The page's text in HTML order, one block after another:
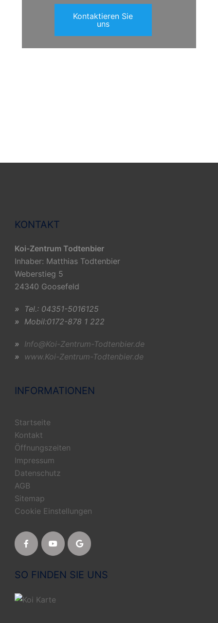
Kontaktieren Sie
uns
KONTAKT
Koi-Zentrum Todtenbier
Inhaber: Matthias Todtenbier
Weberstieg 5
24340 Goosefeld
» Tel.: 04351-5016125
» Mobil:0172-878 1 222
» Info@Koi-Zentrum-Todtenbier.de
» www.Koi-Zentrum-Todtenbier.de
INFORMATIONEN
Startseite
Kontakt
Öffnungszeiten
Impressum
Datenschutz
AGB
Sitemap
Cookie Einstellungen
SO FINDEN SIE UNS